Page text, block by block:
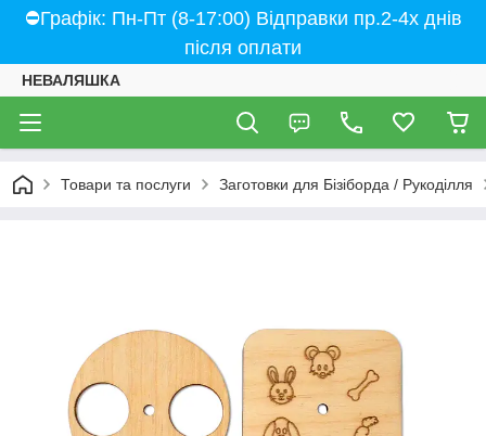
⛔Графік: Пн-Пт (8-17:00) Відправки пр.2-4х днів
після оплати
НЕВАЛЯШКА
Товари та послуги Заготовки для Бізіборда / Рукоділля